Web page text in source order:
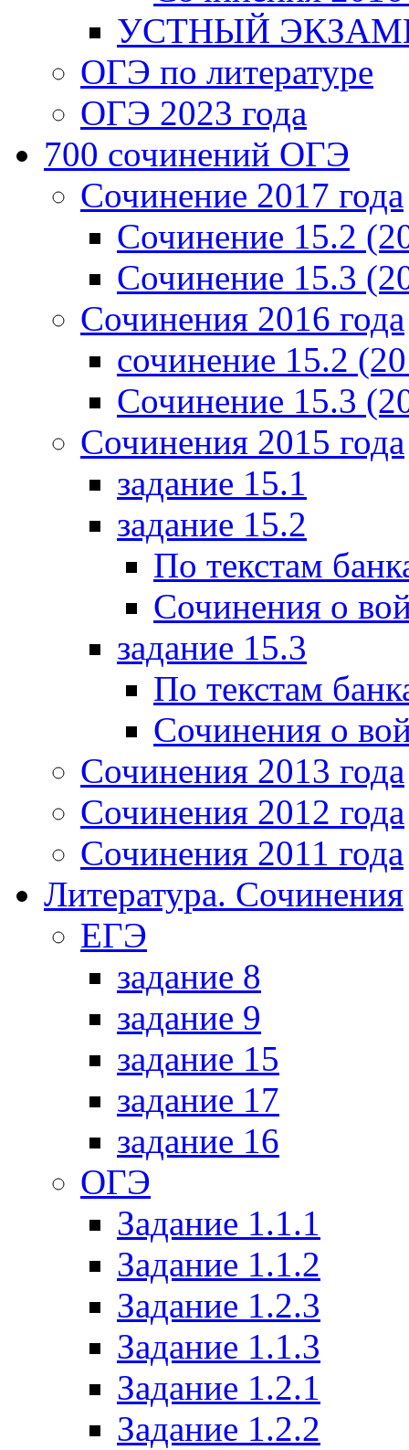
УСТНЫЙ
ОГЭ по литературе
ОГЭ 2023 года
700 cочинений ОГЭ
Сочинение 2017 года
Сочинение 15.2
Сочинение 15.3
Сочинения 2016 года
сочинение 15.2
Сочинение 15.3
Сочинения 2015 года
задание 15.1
задание 15.2
По текстам
Сочинения о
задание 15.3
По текстам
Сочинения о
Сочинения 2013 года
Сочинения 2012 года
Сочинения 2011 года
Литература. Сочинения
ЕГЭ
задание 8
задание 9
задание 15
задание 17
задание 16
ОГЭ
Задание 1.1.1
Задание 1.1.2
Задание 1.2.3
Задание 1.1.3
Задание 1.2.1
Задание 1.2.2